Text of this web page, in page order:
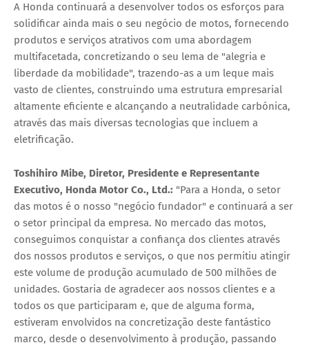
A Honda continuará a desenvolver todos os esforços para
solidificar ainda mais o seu negócio de motos, fornecendo
produtos e serviços atrativos com uma abordagem
multifacetada, concretizando o seu lema de "alegria e
liberdade da mobilidade", trazendo-as a um leque mais
vasto de clientes, construindo uma estrutura empresarial
altamente eficiente e alcançando a neutralidade carbónica,
através das mais diversas tecnologias que incluem a
eletrificação.
Toshihiro Mibe, Diretor, Presidente e Representante
Executivo, Honda Motor Co., Ltd.: "Para a Honda, o setor
das motos é o nosso "negócio fundador" e continuará a ser
o setor principal da empresa. No mercado das motos,
conseguimos conquistar a confiança dos clientes através
dos nossos produtos e serviços, o que nos permitiu atingir
este volume de produção acumulado de 500 milhões de
unidades. Gostaria de agradecer aos nossos clientes e a
todos os que participaram e, que de alguma forma,
estiveram envolvidos na concretização deste fantástico
marco, desde o desenvolvimento à produção, passando